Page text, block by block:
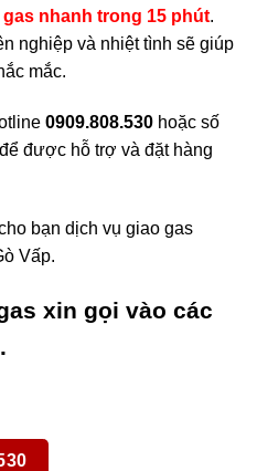
nhanh trong 15 phút.
nghiệp và nhiệt tình sẽ giúp
mắc.
0909.808.530 hoặc số
để được hỗ trợ và đặt hàng
bạn dịch vụ giao gas
Vấp.
xin gọi vào các